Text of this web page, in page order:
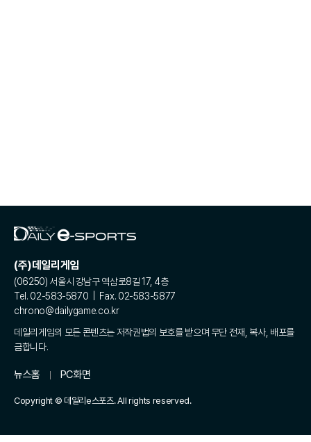
(주)데일리게임
(06250) 서울시 강남구 역삼로8길 17, 4층
Tel. 02-583-5870 | Fax. 02-583-5877
chrono@dailygame.co.kr
데일리게임의 모든 콘텐츠는 저작권법의 보호를 받으며 무단 전재, 복사, 배포를
금합니다.
뉴스홈 PC화면
Copyright © 데일리e스포츠. All rights reserved.